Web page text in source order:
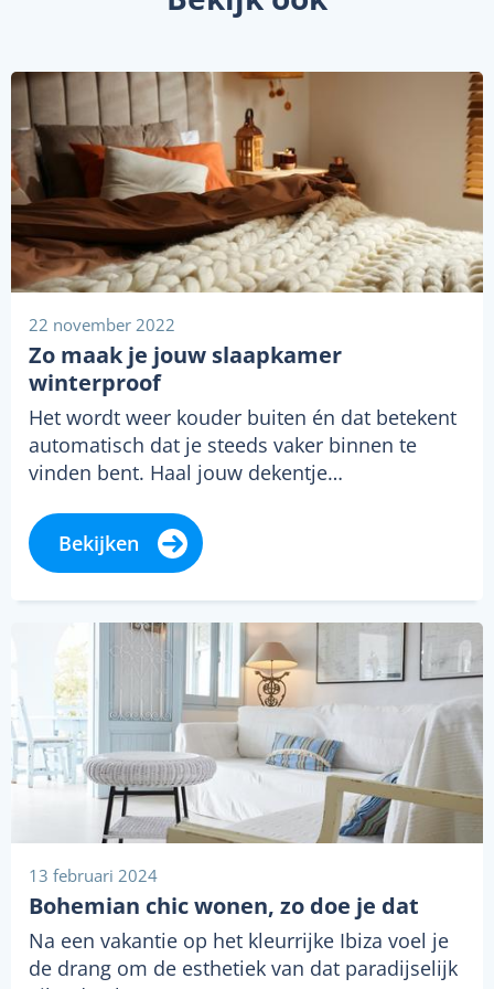
22 november 2022
Zo maak je jouw slaapkamer
winterproof
Het wordt weer kouder buiten én dat betekent
automatisch dat je steeds vaker binnen te
vinden bent. Haal jouw dekentje…
Bekijken
13 februari 2024
Bohemian chic wonen, zo doe je dat
Na een vakantie op het kleurrijke Ibiza voel je
de drang om de esthetiek van dat paradijselijk